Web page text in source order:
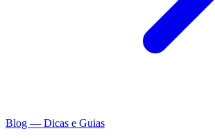
Blog — Dicas e Guias